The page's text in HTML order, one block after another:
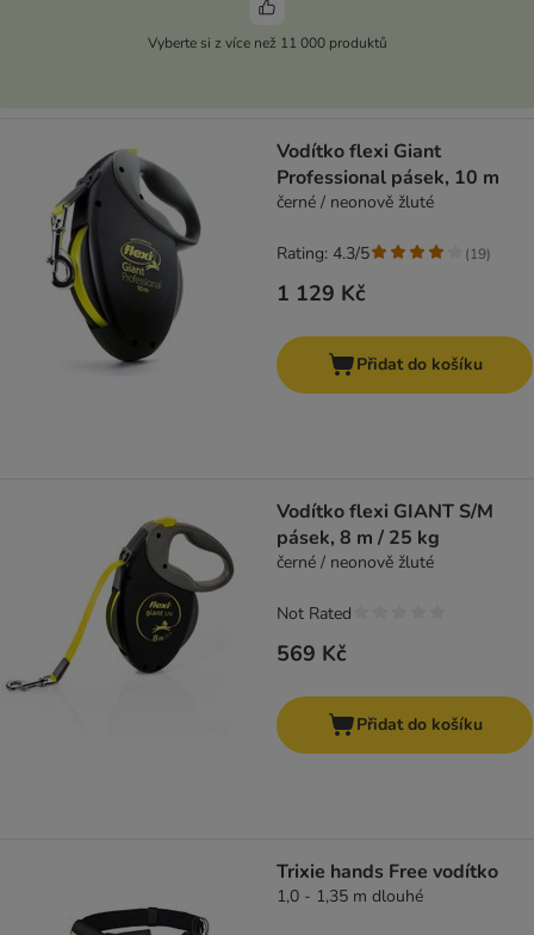
Vyberte si z více než 11 000 produktů
Vodítko flexi Giant
Professional pásek, 10 m
černé / neonově žluté
1 129 Kč
Rating: 4.3/5 (19)
Přidat do košíku
Vodítko flexi GIANT S/M
pásek, 8 m / 25 kg
černé / neonově žluté
569 Kč
Not Rated
Přidat do košíku
Trixie hands Free vodítko
1,0 - 1,35 m dlouhé